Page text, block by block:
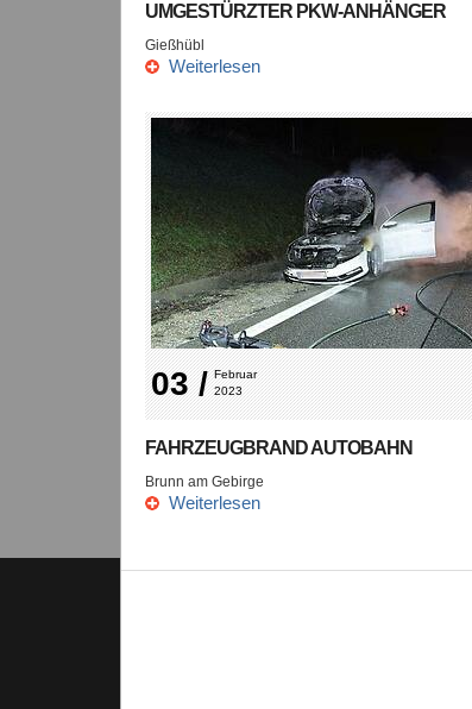
UMGESTÜRZTER PKW-ANHÄNGER
Gießhübl
Weiterlesen
03 / Februar
2023
FAHRZEUGBRAND AUTOBAHN
Brunn am Gebirge
Weiterlesen